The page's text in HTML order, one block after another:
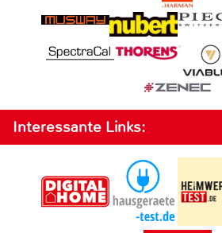
Interessante Links: